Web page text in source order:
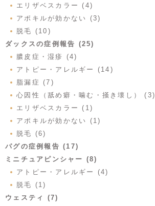
エリザベスカラー (4)
アポキルが効かない (3)
脱毛 (10)
ダックスの症例報告 (25)
膿皮症・湿疹 (4)
アトピー・アレルギー (14)
脂漏症 (7)
心因性（舐め癖・噛む・掻き壊し） (3)
エリザベスカラー (1)
アポキルが効かない (1)
脱毛 (6)
パグの症例報告 (17)
ミニチュアピンシャー (8)
アトピー・アレルギー (4)
脱毛 (1)
ウェスティ (7)